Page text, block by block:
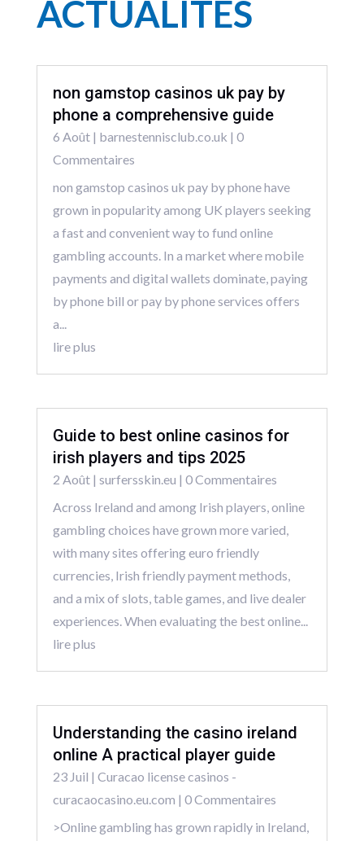
ACTUALITÉS
non gamstop casinos uk pay by
phone a comprehensive guide
6 Août| barnestennisclub.co.uk | 0
Commentaires
non gamstop casinos uk pay by phone have
grown in popularity among UK players seeking
a fast and convenient way to fund online
gambling accounts. In a market where mobile
payments and digital wallets dominate, paying
by phone bill or pay by phone services offers
a...
lire plus
Guide to best online casinos for
irish players and tips 2025
2 Août| surfersskin.eu | 0 Commentaires
Across Ireland and among Irish players, online
gambling choices have grown more varied,
with many sites offering euro friendly
currencies, Irish friendly payment methods,
and a mix of slots, table games, and live dealer
experiences. When evaluating the best online...
lire plus
Understanding the casino ireland
online A practical player guide
23 Juil | Curacao license casinos -
curacaocasino.eu.com | 0 Commentaires
>Online gambling has grown rapidly in Ireland,